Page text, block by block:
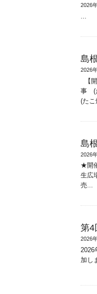
2026
...
島
2026
【
事 (
(たこ
島
2026
★開
生
売...
第4
2026
2026
加し